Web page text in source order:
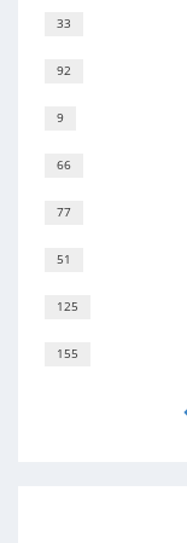
33
92
9
66
77
51
125
155